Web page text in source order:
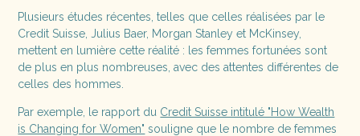
Plusieurs études récentes, telles que celles réalisées par le
Credit Suisse, Julius Baer, Morgan Stanley et McKinsey,
mettent en lumière cette réalité : les femmes fortunées sont
de plus en plus nombreuses, avec des attentes différentes de
celles des hommes.
Par exemple, le rapport du Credit Suisse intitulé "How Wealth
is Changing for Women" souligne que le nombre de femmes